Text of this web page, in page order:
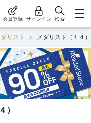
会員登録 サインイン 検索
ダリスト メダリスト（１４）
）